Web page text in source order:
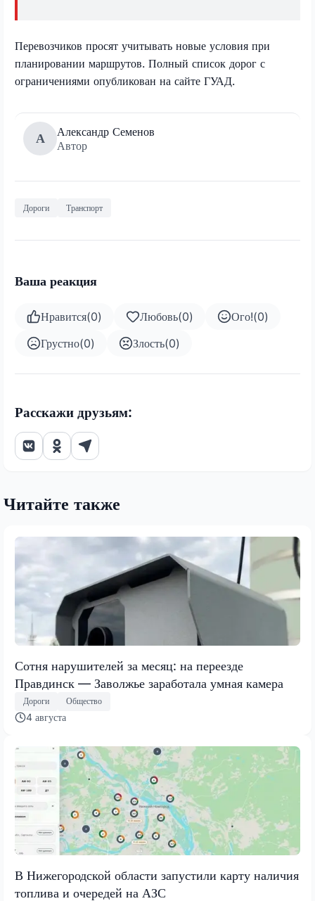
Перевозчиков просят учитывать новые условия при
планировании маршрутов. Полный список дорог с
ограничениями опубликован на сайте ГУАД.
А
Александр Семенов
Автор
Дороги Транспорт
Ваша реакция
Нравится(0) Любовь(0) Ого!(0)
Грустно(0) Злость(0)
Расскажи друзьям:
Читайте также
Сотня нарушителей за месяц: на переезде
Правдинск — Заволжье заработала умная камера
Дороги Общество
4 августа
В Нижегородской области запустили карту наличия
топлива и очередей на АЗС